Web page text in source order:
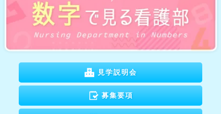
見学説明会
募集要項